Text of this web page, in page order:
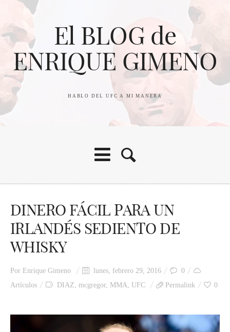
El BLOG de
ENRIQUE GIMENO
HABLO DEL UFC A MI MANERA
DINERO FÁCIL PARA UN
IRLANDÉS SEDIENTO DE
WHISKY
Por Enrique Gimeno lunes, febrero 29, 2016
0
Artículos
DIAZ, mcgregor, MMA, UFC Permalink 0